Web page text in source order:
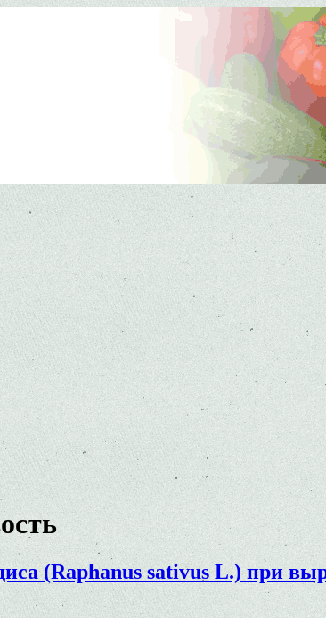
(Raphanus sativus L.) при